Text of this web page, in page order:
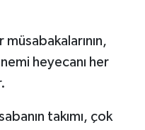
heyecanı her
takımı, çok